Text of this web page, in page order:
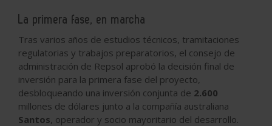
La primera fase, en marcha
Tras varios años de estudios técnicos, tramitaciones
regulatorias y trabajos preparatorios, el consejo de
administración de Repsol aprobó la decisión final de
inversión para la primera fase del proyecto,
desbloqueando una inversión conjunta de 2.600
millones de dólares junto a la compañía australiana
Santos, operador y socio mayoritario del desarrollo.